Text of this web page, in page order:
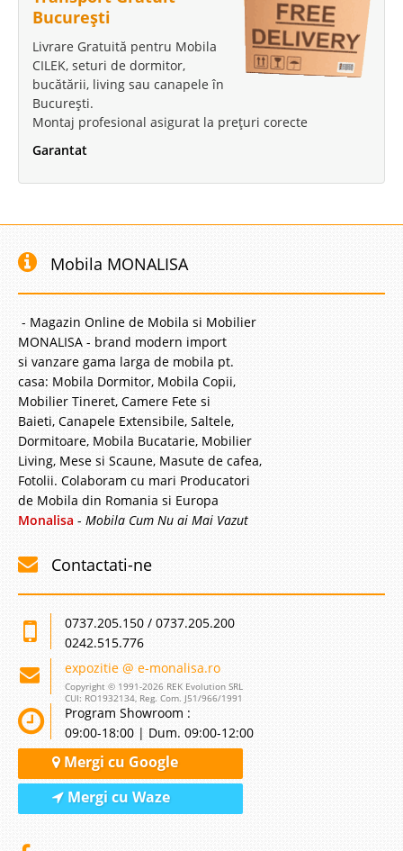
București
Livrare Gratuită pentru Mobila
CILEK, seturi de dormitor,
bucătării, living sau canapele în
București.
Montaj profesional asigurat la prețuri corecte
Garantat
Mobila MONALISA
- Magazin Online de Mobila si Mobilier
MONALISA - brand modern import
si vanzare gama larga de mobila pt.
casa: Mobila Dormitor, Mobila Copii,
Mobilier Tineret, Camere Fete si
Baieti, Canapele Extensibile, Saltele,
Dormitoare, Mobila Bucatarie, Mobilier
Living, Mese si Scaune, Masute de cafea,
Fotolii. Colaboram cu mari Producatori
de Mobila din Romania si Europa
Monalisa - Mobila Cum Nu ai Mai Vazut
Contactati-ne
0737.205.150 / 0737.205.200
0242.515.776
expozitie @ e-monalisa.ro
Copyright © 1991-2026 REK Evolution SRL
CUI: RO1932134, Reg. Com. J51/966/1991
Program Showroom :
09:00-18:00 | Dum. 09:00-12:00
Mergi cu Google
Mergi cu Waze